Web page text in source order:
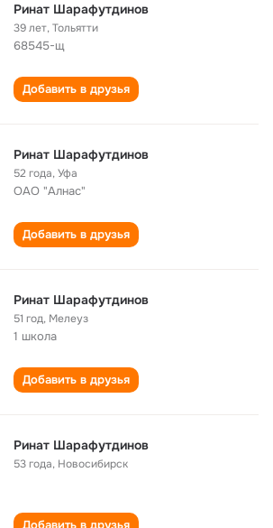
Ринат Шарафутдинов
39 лет,Тольятти
68545-щ
Добавить в друзья
Ринат Шарафутдинов
52 года,Уфа
ОАО "Алнас"
Добавить в друзья
Ринат Шарафутдинов
51 год, Мелеуз
1 школа
Добавить в друзья
Ринат Шарафутдинов
53 года, Новосибирск
Добавить в друзья